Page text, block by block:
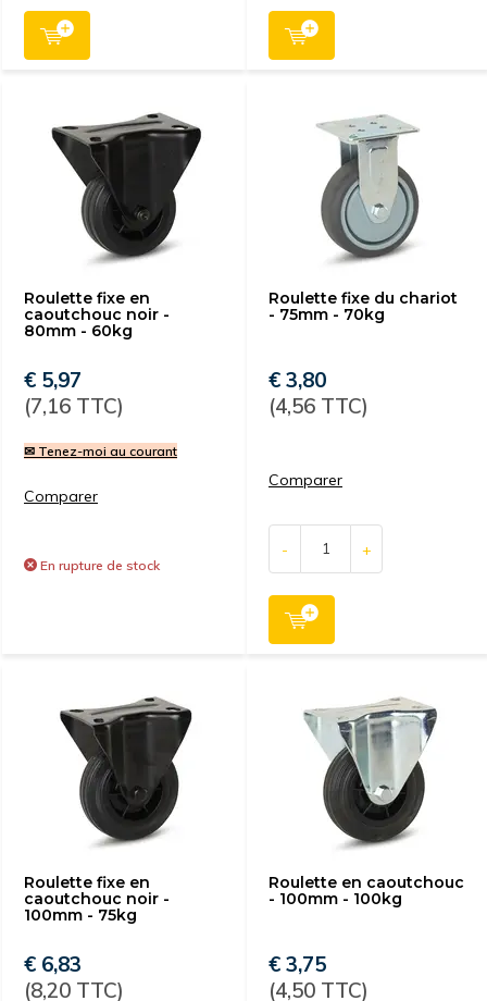
Roulette fixe en
caoutchouc noir -
80mm - 60kg
€ 5,97
(7,16 TTC)
✉ Tenez-moi au courant
Comparer
En rupture de stock
Roulette fixe du chariot
- 75mm - 70kg
€ 3,80
(4,56 TTC)
Comparer
- +
Roulette fixe en
caoutchouc noir -
100mm - 75kg
€ 6,83
(8,20 TTC)
Roulette en caoutchouc
- 100mm - 100kg
€ 3,75
(4,50 TTC)